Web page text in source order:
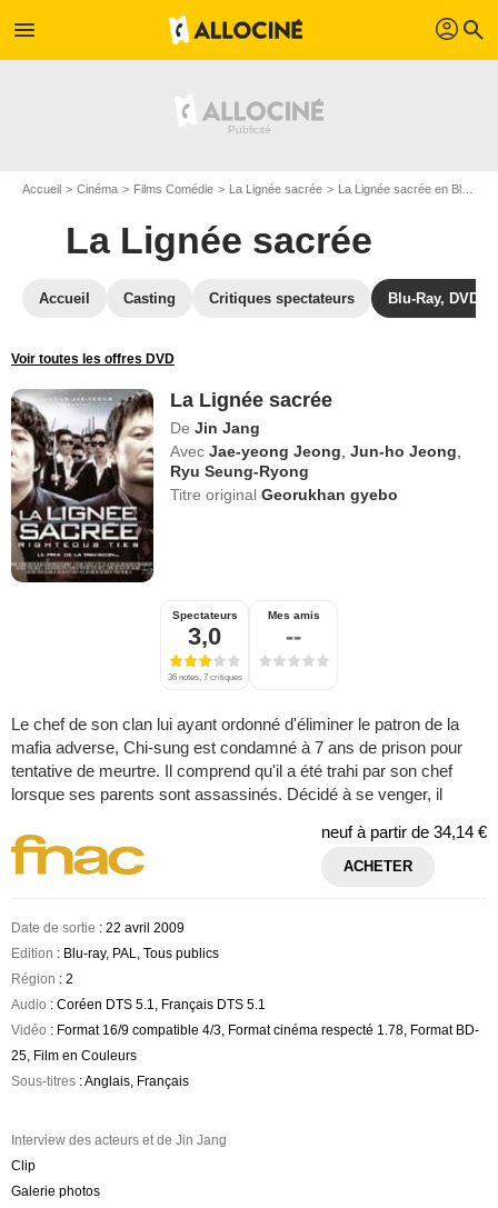
menu profil search
Accueil Cinéma Films Comédie La Lignée sacrée La Lignée sacrée en Blu Ray
La Lignée sacrée
Accueil Casting Critiques spectateurs Blu-Ray, DVD
Voir toutes les offres DVD
La Lignée sacrée
De Jin Jang
Avec Jae-yeong Jeong ,Jun-ho Jeong
Ryu Seung-Ryong
Titre originalGeorukhan gyebo
Spectateurs
3,0
36 notes, 7 critiques
Mes amis
--
Le chef de son clan lui ayant ordonné d'éliminer le patron de la
mafia adverse, Chi-sung est condamné à 7 ans de prison pour
tentative de meurtre. Il comprend qu'il a été trahi par son chef
lorsque ses parents sont assassinés. Décidé à se venger, il
neuf à partir de 34,14 €
ACHETER
Date de sortie : 22 avril 2009
Edition : Blu-ray, PAL, Tous publics
Région : 2
Audio : Coréen DTS 5.1, Français DTS 5.1
Vidéo : Format 16/9 compatible 4/3, Format cinéma respecté 1.78, Format BD-
25, Film en Couleurs
Sous-titres : Anglais, Français
Interview des acteurs et de Jin Jang
Clip
Galerie photos